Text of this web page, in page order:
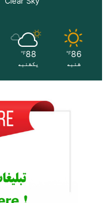
86
℉
شنبه
88
℉
یکشنبه